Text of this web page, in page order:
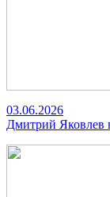
03.06.2026
Дмитрий Яковлев